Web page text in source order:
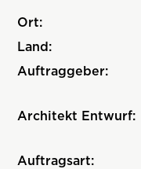
Ort:
Land:
Auftraggeber:
Architekt Entwurf:
Auftragsart: